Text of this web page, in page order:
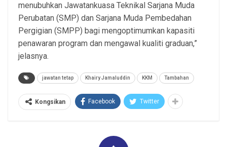
menubuhkan Jawatankuasa Teknikal Sarjana Muda
Perubatan (SMP) dan Sarjana Muda Pembedahan
Pergigian (SMPP) bagi mengoptimumkan kapasiti
penawaran program dan mengawal kualiti graduan,”
jelasnya.
jawatan tetap Khairy Jamaluddin KKM Tambahan
Kongsikan Facebook Twitter